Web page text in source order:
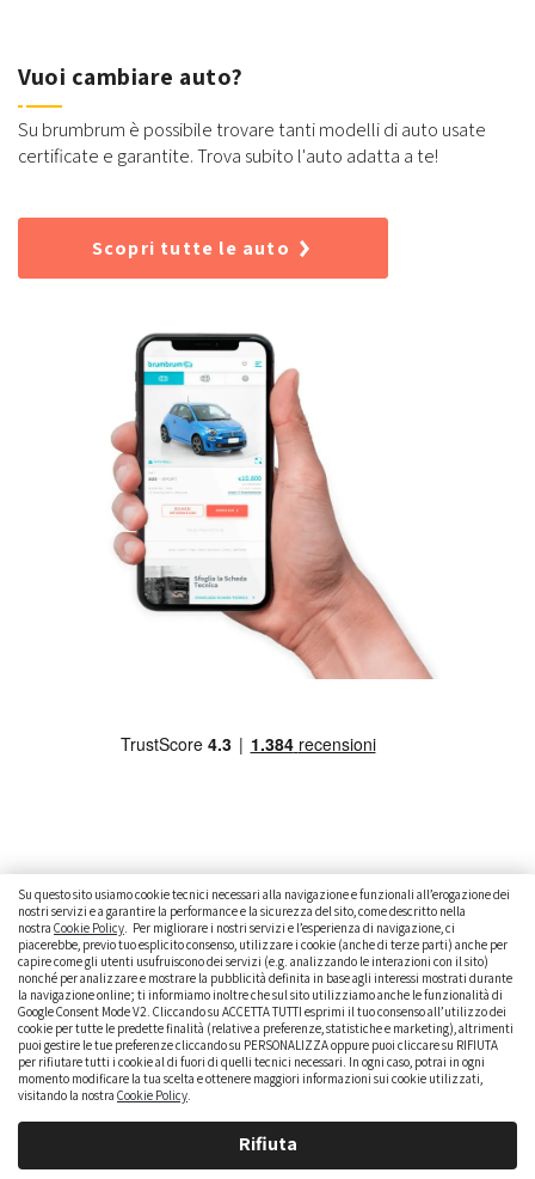
Su questo sito usiamo cookie tecnici necessari alla navigazione e funzionali all’erogazione dei
nostri servizi e a garantire la performance e la sicurezza del sito, come descritto nella
nostra Cookie Policy. Per migliorare i nostri servizi e l’esperienza di navigazione, ci
piacerebbe, previo tuo esplicito consenso, utilizzare i cookie (anche di terze parti) anche per
capire come gli utenti usufruiscono dei servizi (e.g. analizzando le interazioni con il sito)
nonché per analizzare e mostrare la pubblicità definita in base agli interessi mostrati durante
la navigazione online; ti informiamo inoltre che sul sito utilizziamo anche le funzionalità di
Google Consent Mode V2. Cliccando su ACCETTA TUTTI esprimi il tuo consenso all’utilizzo dei
cookie per tutte le predette finalità (relative a preferenze, statistiche e marketing), altrimenti
puoi gestire le tue preferenze cliccando su PERSONALIZZA oppure puoi cliccare su RIFIUTA
per rifiutare tutti i cookie al di fuori di quelli tecnici necessari. In ogni caso, potrai in ogni
momento modificare la tua scelta e ottenere maggiori informazioni sui cookie utilizzati,
visitando la nostra Cookie Policy.
Rifiuta
Vuoi cambiare auto?
Su brumbrum è possibile trovare tanti modelli di auto usate
certificate e garantite. Trova subito l'auto adatta a te!
Scopri tutte le auto
CAMBIARE AUTO
GUIDA ALL’ACQUISTO
GUIDE PRATICHE
CURIOSITÀ
DATI ALLA MANO
DICE LA LEGGE
PARLIAMO DI NOI